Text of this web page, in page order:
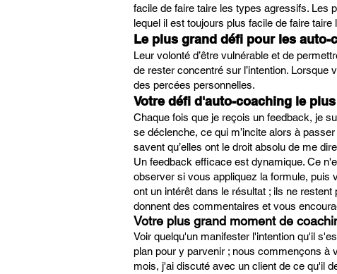
facile de faire taire les types agressifs. Les
lequel il est toujours plus facile de faire
Le plus grand défi pour les auto-
Leur volonté d’être vulnérable et de
de rester concentré sur l’intention.
des percées personnelles.
Votre défi d'auto-coaching le
Chaque fois que je reçois un feedback, je
se déclenche, ce qui m’incite alors à
savent qu’elles ont le droit absolu de me
Un feedback efficace est dynamique. Ce
observer si vous appliquez la formule, puis
ont un intérêt dans le résultat ; ils ne
donnent des commentaires et vous
Votre plus grand moment de
Voir quelqu'un manifester l'intention qu'il
plan pour y parvenir ; nous commençons à
mois, j'ai discuté avec un client de ce qu'il